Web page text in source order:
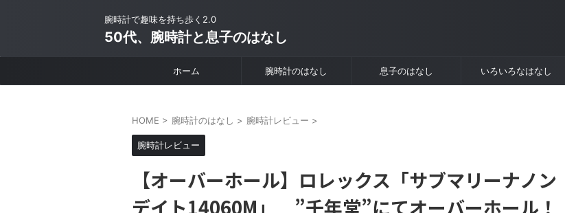
腕時計で趣味を持ち歩く2.0
50代、腕時計と息子のはなし
ホーム 腕時計のはなし 息子のはなし いろいろなはなし
HOME > 腕時計のはなし > 腕時計レビュー >
腕時計レビュー
【オーバーホール】ロレックス「サブマリーナノン
デイト14060M」 ”千年堂”にてオーバーホール！